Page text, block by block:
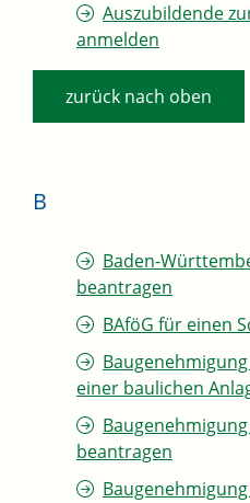
Auszubildende
anmelden
zurück nach oben
B
Baden-
beantragen
BAföG für einen
einer baulichen
beantragen